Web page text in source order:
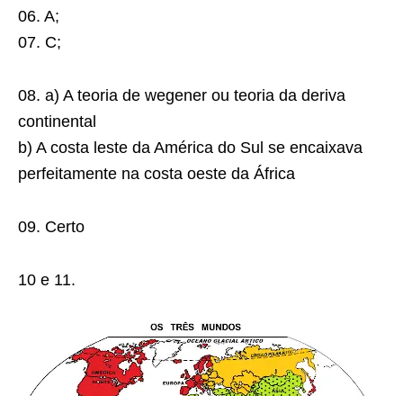
06. A;
07. C;
08. a) A teoria de wegener ou teoria da deriva
continental
b) A costa leste da América do Sul se encaixava
perfeitamente na costa oeste da África
09. Certo
10 e 11.